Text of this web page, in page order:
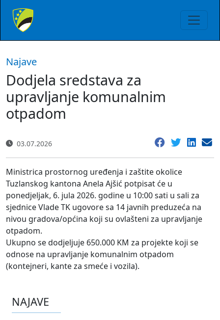
Najave
Dodjela sredstava za
upravljanje komunalnim
otpadom
03.07.2026
Ministrica prostornog uređenja i zaštite okolice
Tuzlanskog kantona Anela Ajšić potpisat će u
ponedjeljak, 6. jula 2026. godine u 10:00 sati u sali za
sjednice Vlade TK ugovore sa 14 javnih preduzeća na
nivou gradova/općina koji su ovlašteni za upravljanje
otpadom.
Ukupno se dodjeljuje 650.000 KM za projekte koji se
odnose na upravljanje komunalnim otpadom
(kontejneri, kante za smeće i vozila).
NAJAVE